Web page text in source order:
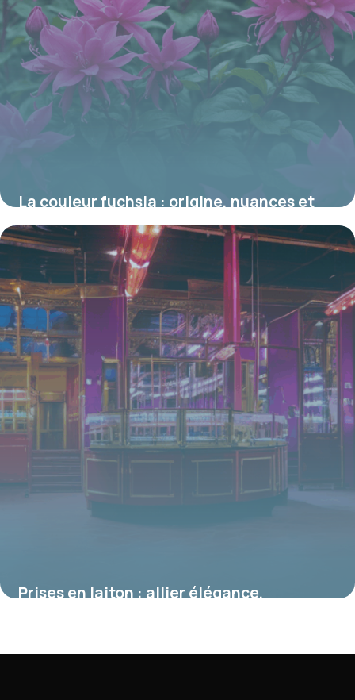
La couleur fuchsia : origine, nuances et
significations dans le monde floral
16 juin 2026
Prises en laiton : allier élégance,